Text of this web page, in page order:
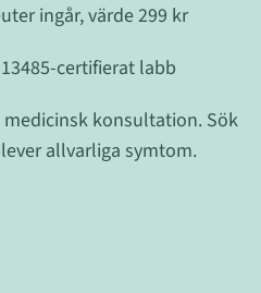
ingår, värde 299 kr
certifierat labb
konsultation. Sök
allvarliga symtom.